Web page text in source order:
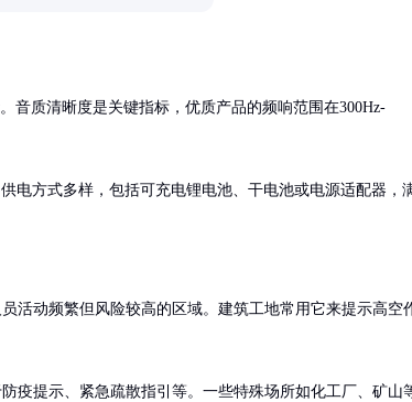
音质清晰度是关键指标，优质产品的频响范围在300Hz-
电方式多样，包括可充电锂电池、干电池或电源适配器，
活动频繁但风险较高的区域。建筑工地常用它来提示高空
疫提示、紧急疏散指引等。一些特殊场所如化工厂、矿山